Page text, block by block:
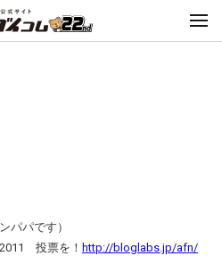
パパです）
投票を！ http://bloglabs.jp/afn/